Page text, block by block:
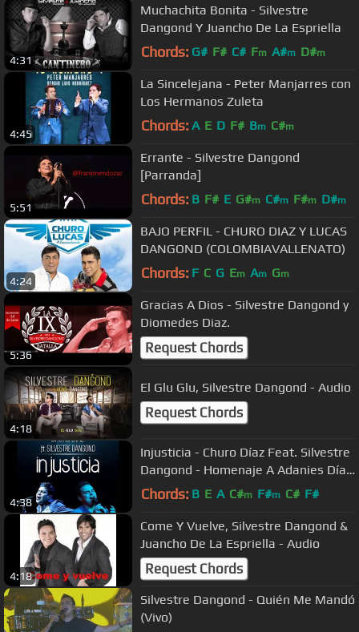
4:31
Muchachita Bonita - Silvestre
Dangond Y Juancho De La Espriella
Chords: G# F# C# Fm A#m D#m
4:45
La Sincelejana - Peter Manjarres con
Los Hermanos Zuleta
Chords: A E D F# Bm C#m
5:51
Errante - Silvestre Dangond
[Parranda]
Chords: B F# E G#m C#m F#m D#m
4:24
BAJO PERFIL - CHURO DIAZ Y LUCAS
DANGOND (COLOMBIAVALLENATO)
Chords: F C G Em Am Gm
5:36
Gracias A Dios - Silvestre Dangond y
Diomedes Diaz.
Request Chords
4:18
El Glu Glu, Silvestre Dangond - Audio
Request Chords
4:38
Injusticia - Churo Díaz Feat. Silvestre
Dangond - Homenaje A Adanies Díaz
- NaneG
Chords: B E A C#m F#m C# F#
4:18
Come Y Vuelve, Silvestre Dangond &
Juancho De La Espriella - Audio
Request Chords
Silvestre Dangond - Quién Me Mandó
(Vivo)